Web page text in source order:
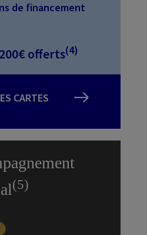
de financement
offerts(4)
CARTES
(5)